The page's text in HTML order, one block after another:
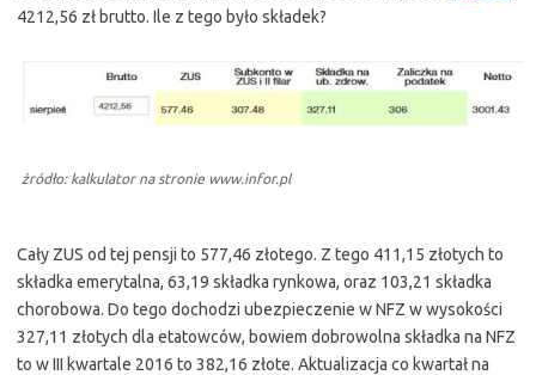
4212,56 zł brutto. Ile z tego było składek?
źródło: kalkulator na stronie www.infor.pl
Cały ZUS od tej pensji to 577,46 złotego. Z tego 411,15 złotych to
składka emerytalna, 63,19 składka rynkowa, oraz 103,21 składka
chorobowa. Do tego dochodzi ubezpieczenie w NFZ w wysokości
327,11 złotych dla etatowców, bowiem dobrowolna składka na NFZ
to w III kwartale 2016 to 382,16 złote. Aktualizacja co kwartał na